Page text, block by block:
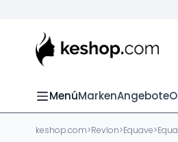
MenúMarkenAngebote
keshop.com>Revlon>Equave>